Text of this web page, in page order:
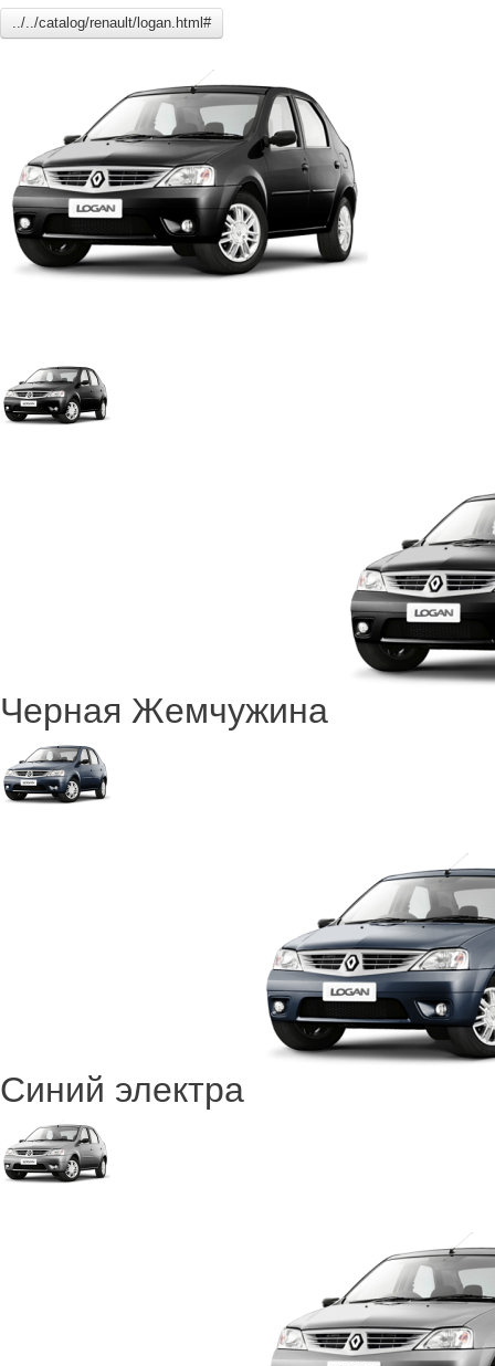
../../catalog/renault/logan.html#
Черная Жемчужина
Синий электра